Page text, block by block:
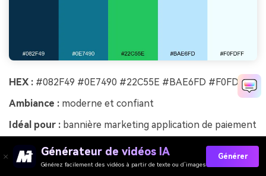
HEX : #082F49 #0E7490 #22C55E #BAE6FD #F0FDFF
Ambiance : moderne et confiant
Idéal pour : bannière marketing application de paiement
Un turquoise vif associé à un vert frais évoque des
transferts rapides et des confirmations claires. Ces
Générateur de vidéos IA
Générez facilement des vidéos à partir de texte ou d’images
Générer